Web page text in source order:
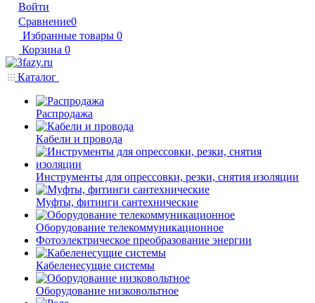
Войти
Сравнение0
Избранные товары 0
Корзина 0
Каталог
Распродажа
Кабели и провода
Инструменты для опрессовки, резки, снятия изоляции
Муфты, фитинги сантехнические
Оборудование телекоммуникационное
Фотоэлектрическое преобразование энергии
Кабеленесущие системы
Оборудование низковольтное